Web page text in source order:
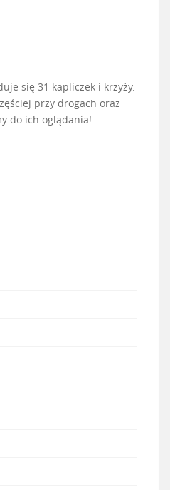
się 31 kapliczek i krzyży.
przy drogach oraz
do ich oglądania!